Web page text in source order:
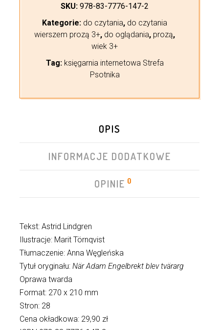
SKU: 978-83-7776-147-2
Kategorie: do czytania, do czytania
wierszem prozą 3+, do oglądania, prozą,
wiek 3+
Tag: księgarnia internetowa Strefa
Psotnika
OPIS
INFORMACJE DODATKOWE
OPINIE 0
Tekst: Astrid Lindgren
Ilustracje: Marit Törnqvist
Tłumaczenie: Anna Węgleńska
Tytuł oryginału: När Adam Engelbrekt blev tvärarg
Oprawa twarda
Format: 270 x 210 mm
Stron: 28
Cena okładkowa: 29,90 zł